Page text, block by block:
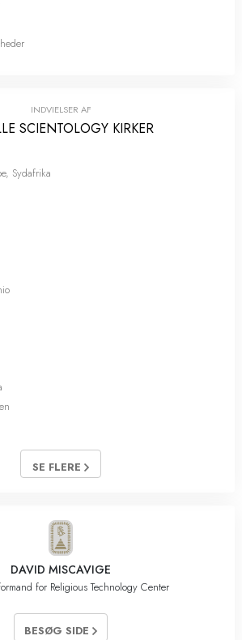
INDVIELSER AF
SCIENTOLOGY KIRKER
Sydafrika
SE FLERE
DAVID MISCAVIGE
for Religious Technology Center
BESØG SIDE